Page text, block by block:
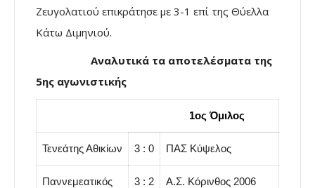
Ζευγολατιού επικράτησε με 3-1 επί της Θύελλα
Κάτω Διμηνιού.
Αναλυτικά τα αποτελέσματα της
5ης αγωνιστικής
1ος Όμιλος
Τενεάτης Αθικίων 3 : 0 ΠΑΣ Κύψελος
Παννεμεατικός 3 : 2 Α.Σ. Κόρινθος 2006